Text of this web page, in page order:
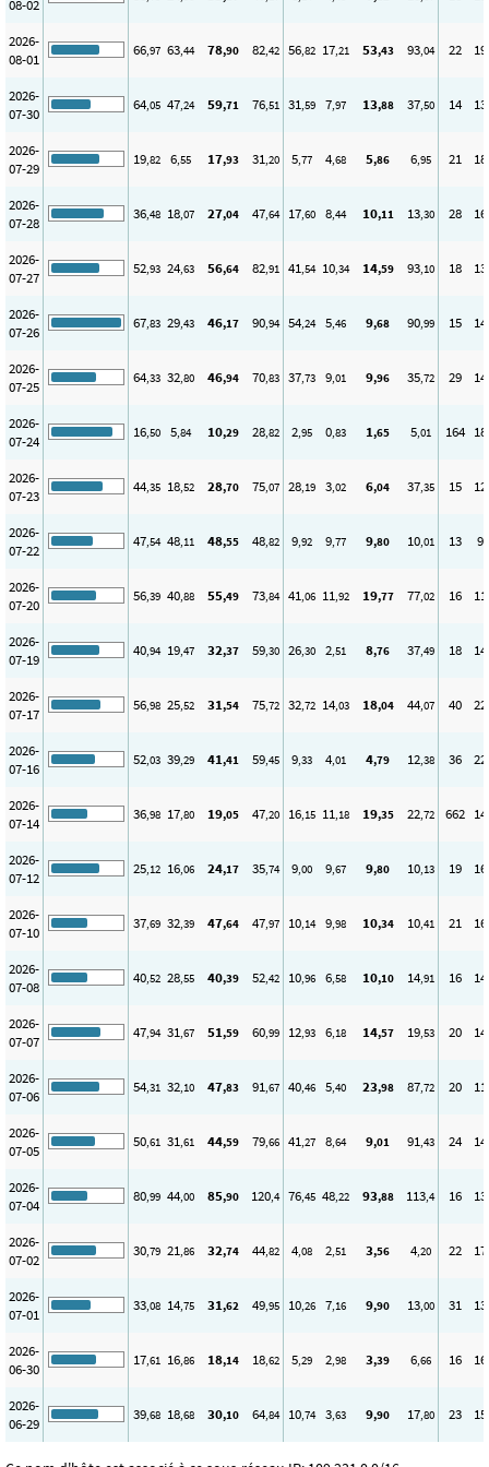
08-02
2026-
08-01
66,97 63,44 78,90 82,42 56,82 17,21 53,43 93,04 22 19
2026-
07-30
64,05 47,24 59,71 76,51 31,59 7,97 13,88 37,50 14 13
2026-
07-29
19,82 6,55 17,93 31,20 5,77 4,68 5,86 6,95 21 18
2026-
07-28
36,48 18,07 27,04 47,64 17,60 8,44 10,11 13,30 28 16
2026-
07-27
52,93 24,63 56,64 82,91 41,54 10,34 14,59 93,10 18 13
2026-
07-26
67,83 29,43 46,17 90,94 54,24 5,46 9,68 90,99 15 14
2026-
07-25
64,33 32,80 46,94 70,83 37,73 9,01 9,96 35,72 29 14
2026-
07-24
16,50 5,84 10,29 28,82 2,95 0,83 1,65 5,01 164 18
2026-
07-23
44,35 18,52 28,70 75,07 28,19 3,02 6,04 37,35 15 12
2026-
07-22
47,54 48,11 48,55 48,82 9,92 9,77 9,80 10,01 13 9
2026-
07-20
56,39 40,88 55,49 73,84 41,06 11,92 19,77 77,02 16 11
2026-
07-19
40,94 19,47 32,37 59,30 26,30 2,51 8,76 37,49 18 14
2026-
07-17
56,98 25,52 31,54 75,72 32,72 14,03 18,04 44,07 40 22
2026-
07-16
52,03 39,29 41,41 59,45 9,33 4,01 4,79 12,38 36 22
2026-
07-14
36,98 17,80 19,05 47,20 16,15 11,18 19,35 22,72 662 14
2026-
07-12
25,12 16,06 24,17 35,74 9,00 9,67 9,80 10,13 19 16
2026-
07-10
37,69 32,39 47,64 47,97 10,14 9,98 10,34 10,41 21 16
2026-
07-08
40,52 28,55 40,39 52,42 10,96 6,58 10,10 14,91 16 14
2026-
07-07
47,94 31,67 51,59 60,99 12,93 6,18 14,57 19,53 20 14
2026-
07-06
54,31 32,10 47,83 91,67 40,46 5,40 23,98 87,72 20 11
2026-
07-05
50,61 31,61 44,59 79,66 41,27 8,64 9,01 91,43 24 14
2026-
07-04
80,99 44,00 85,90 120,4 76,45 48,22 93,88 113,4 16 13
2026-
07-02
30,79 21,86 32,74 44,82 4,08 2,51 3,56 4,20 22 17
2026-
07-01
33,08 14,75 31,62 49,95 10,26 7,16 9,90 13,00 31 13
2026-
06-30
17,61 16,86 18,14 18,62 5,29 2,98 3,39 6,66 16 16
2026-
06-29
39,68 18,68 30,10 64,84 10,74 3,63 9,90 17,80 23 15